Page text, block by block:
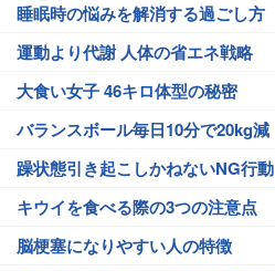
睡眠時の悩みを解消する過ごし方
運動より代謝 人体の省エネ戦略
大食い女子 46キロ体型の秘密
バランスボール毎日10分で20kg減
躁状態引き起こしかねないNG行動
キウイを食べる際の3つの注意点
脳梗塞になりやすい人の特徴